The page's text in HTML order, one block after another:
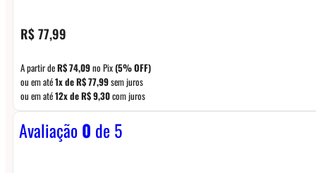
R$77,99
A partir deR$74,09no Pix(5% OFF)
ou em até1x deR$77,99sem juros
ou em até12x deR$9,30com juros
Avaliação0 de 5